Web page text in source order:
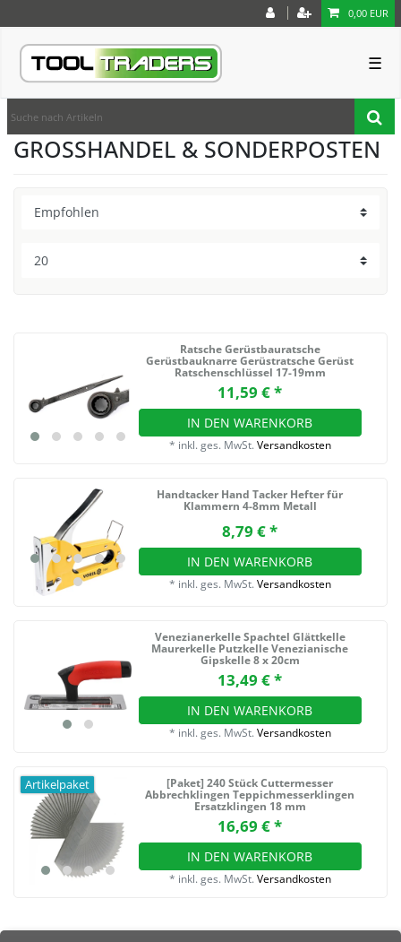
0,00 EUR
☰
GROSSHANDEL & SONDERPOSTEN
Ratsche Gerüstbauratsche
Gerüstbauknarre Gerüstratsche Gerüst
Ratschenschlüssel 17-19mm
11,59 € *
IN DEN WARENKORB
* inkl. ges. MwSt. Versandkosten
Handtacker Hand Tacker Hefter für
Klammern 4-8mm Metall
8,79 € *
IN DEN WARENKORB
* inkl. ges. MwSt. Versandkosten
Venezianerkelle Spachtel Glättkelle
Maurerkelle Putzkelle Venezianische
Gipskelle 8 x 20cm
13,49 € *
IN DEN WARENKORB
* inkl. ges. MwSt. Versandkosten
Artikelpaket [Paket] 240 Stück Cuttermesser
Abbrechklingen Teppichmesserklingen
Ersatzklingen 18 mm
16,69 € *
IN DEN WARENKORB
* inkl. ges. MwSt. Versandkosten